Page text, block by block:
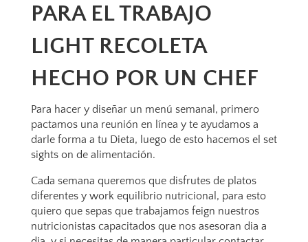
PARA EL TRABAJO
LIGHT RECOLETA
HECHO POR UN CHEF
Para hacer y diseñar un menú semanal, primero
pactamos una reunión en línea y te ayudamos a
darle forma a tu Dieta, luego de esto hacemos el set
sights on de alimentación.
Cada semana queremos que disfrutes de platos
diferentes y work equilibrio nutricional, para esto
quiero que sepas que trabajamos feign nuestros
nutricionistas capacitados que nos asesoran dia a